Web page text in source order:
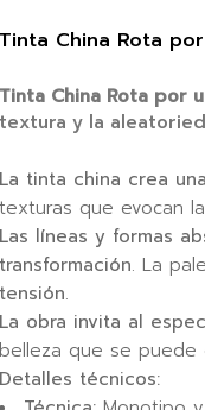
Tinta China Rota
Tinta China Rota por
textura y la
La tinta china crea
texturas que evocan
Las líneas y formas
transformación. La
tensión.
La obra invita al
belleza que se puede
Detalles técnicos: